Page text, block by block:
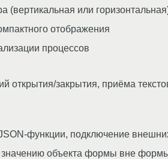
или
отображения
процессов
открытия/закрытия, приёма
функции, подключение
значению объекта формы вне